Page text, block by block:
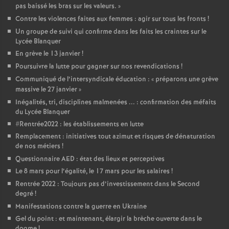
pas baissé les bras sur les valeurs. »
Contre les violences faites aux femmes : agir sur tous les fronts !
Un groupe de suivi qui confirme dans les faits les craintes sur le
Lycée Blanquer
En grève le 13 janvier!
Poursuivre la lutte pour gagner sur nos revendications !
Communiqué de l’intersyndicale éducation : « préparons une grève
massive le 27 janvier»
Inégalités, tri, disciplines malmenées ... : confirmation des méfaits
du Lycée Blanquer
#Rentrée2022 : les établissements en lutte
Remplacement : initiatives tout azimut et risques de dénaturation
de nos métiers !
Questionnaire AED : état des lieux et perceptives
Le 8 mars pour l’égalité, le 17 mars pour les salaires !
Rentrée 2022 : Toujours pas d’investissement dans le Second
degré!
Manifestations contre la guerre en Ukraine
Gel du point : et maintenant, élargir la brèche ouverte dans le